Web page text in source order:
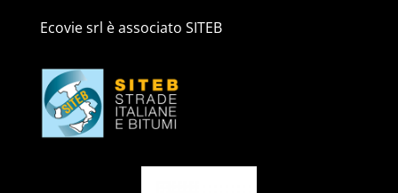
Ecovie srl è associato SITEB